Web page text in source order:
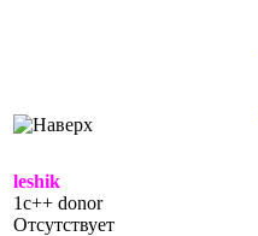
leshik
1c++ donor
Отсутствует